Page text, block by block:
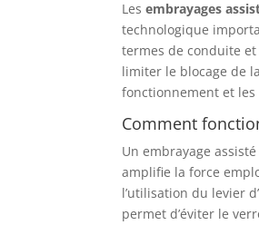
Lesembrayages
technologique
termes de conduite
limiter le blocage de
fonctionnement et les
Comment
Un embrayage
amplifie la force
l’utilisation du levier
permet d’éviter le